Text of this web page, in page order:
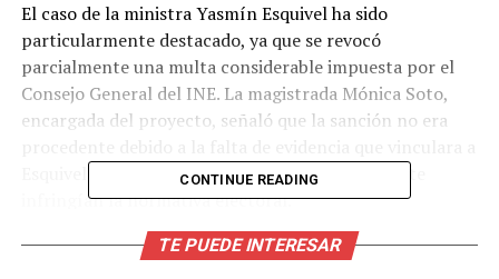
El caso de la ministra Yasmín Esquivel ha sido
particularmente destacado, ya que se revocó
parcialmente una multa considerable impuesta por el
Consejo General del INE. La magistrada Mónica Soto,
encargada del proyecto, señaló que la sanción no era
Esquivel con las publicaciones que supuestamente
infringían la normativa electoral.
Detalles del fallo
CONTINUE READING
TE PUEDE INTERESAR